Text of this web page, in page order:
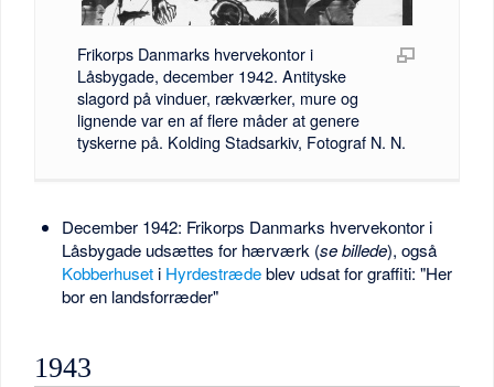
Frikorps Danmarks hvervekontor i
Låsbygade, december 1942. Antityske
slagord på vinduer, rækværker, mure og
lignende var en af flere måder at genere
tyskerne på. Kolding Stadsarkiv, Fotograf N. N.
December 1942: Frikorps Danmarks hvervekontor i
Låsbygade udsættes for hærværk (se billede), også
Kobberhuseti Hyrdestrædeblev udsat for graffiti: "Her
bor en landsforræder"
1943